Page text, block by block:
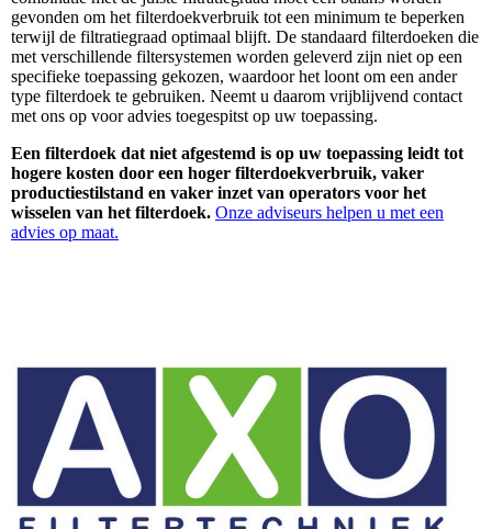
gevonden om het filterdoekverbruik tot een minimum te beperken
terwijl de filtratiegraad optimaal blijft. De standaard filterdoeken die
met verschillende filtersystemen worden geleverd zijn niet op een
specifieke toepassing gekozen, waardoor het loont om een ander
type filterdoek te gebruiken. Neemt u daarom vrijblijvend contact
met ons op voor advies toegespitst op uw toepassing.
Een filterdoek dat niet afgestemd is op uw toepassing leidt tot
hogere kosten door een hoger filterdoekverbruik, vaker
productiestilstand en vaker inzet van operators voor het
wisselen van het filterdoek. Onze adviseurs helpen u met een
advies op maat.